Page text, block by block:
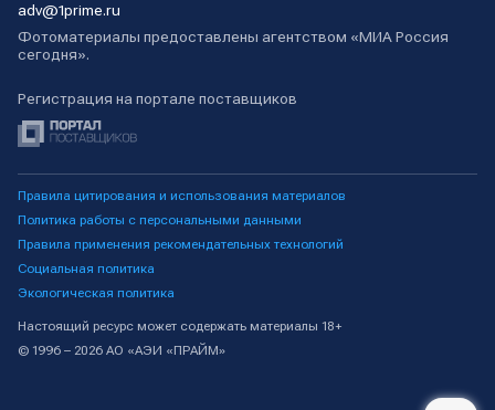
adv@1prime.ru
Фотоматериалы предоставлены агентством «МИА Россия
сегодня».
Регистрация на портале поставщиков
Правила цитирования и использования материалов
Политика работы с персональными данными
Правила применения рекомендательных технологий
Социальная политика
Экологическая политика
Настоящий ресурс может содержать материалы 18+
© 1996 – 2026 АО «АЭИ «ПРАЙМ»